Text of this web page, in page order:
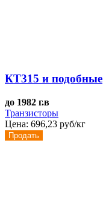
КТ315 и подобные
до 1982 г.в
Транзисторы
Цена: 696,23 руб/кг
Продать